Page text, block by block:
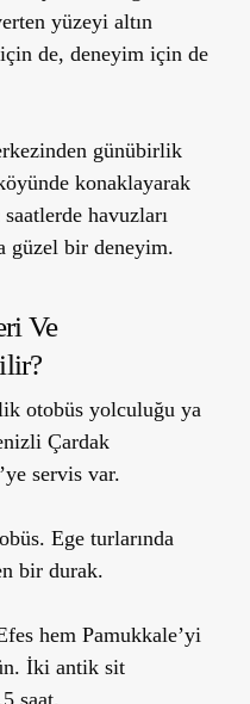
yüzeyi altın
de, deneyim için de
günübirlik
konaklayarak
havuzları
güzel bir deneyim.
Ve
otobüs yolculuğu ya
Çardak
servis var.
Ege turlarında
bir durak.
hem Pamukkale’yi
İki antik sit
saat.